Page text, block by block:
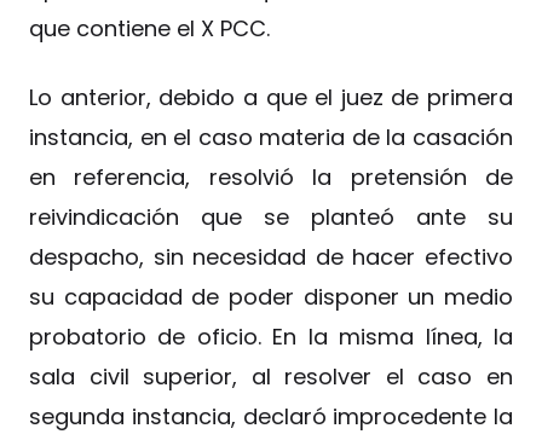
que contiene el X PCC.
Lo anterior, debido a que el juez de primera
instancia, en el caso materia de la casación
en referencia, resolvió la pretensión de
reivindicación que se planteó ante su
despacho, sin necesidad de hacer efectivo
su capacidad de poder disponer un medio
probatorio de oficio. En la misma línea, la
sala civil superior, al resolver el caso en
segunda instancia, declaró improcedente la